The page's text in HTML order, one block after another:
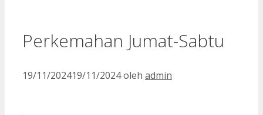
Perkemahan Jumat-Sabtu
19/11/202419/11/2024oleh admin